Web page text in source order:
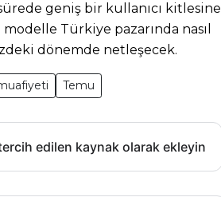
geniş bir kullanıcı kitlesine
Türkiye pazarında nasıl
dönemde netleşecek.
Temu
edilen kaynak olarak ekleyin